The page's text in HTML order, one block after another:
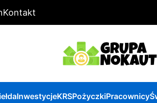
Kontakt
InwestycjeKRSPożyczkiPracownicy